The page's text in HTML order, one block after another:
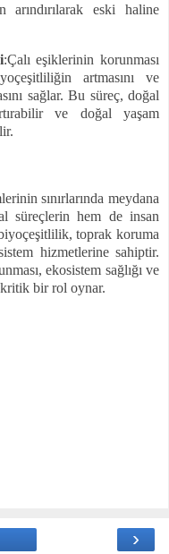
arındırılarak eski haline
:Çalı eşiklerinin korunması
artmasını ve
sağlar. Bu süreç, doğal
ve doğal yaşam
sınırlarında meydana
süreçlerin hem de insan
toprak koruma
hizmetlerine sahiptir.
ekosistem sağlığı ve
kritik bir rol oynar.
›